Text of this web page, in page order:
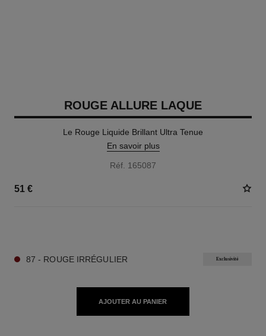
ROUGE ALLURE LAQUE
Le Rouge Liquide Brillant Ultra Tenue
En savoir plus
Réf. 165087
51 €
87 - ROUGE IRRÉGULIER Exclusivité
AJOUTER AU PANIER